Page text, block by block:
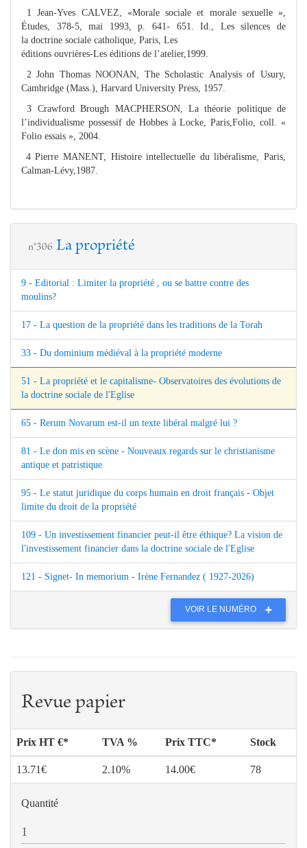
1 Jean-Yves CALVEZ, «Morale sociale et morale sexuelle »,
Études, 378-5, mai 1993, p. 641- 651. Id., Les silences de
la doctrine sociale catholique, Paris, Les
éditions ouvrières-Les éditions de l’atelier,1999.
2 John Thomas NOONAN, The Scholastic Analysis of Usury,
Cambridge (Mass.), Harvard University Press, 1957.
3 Crawford Brough MACPHERSON, La théorie politique de
l’individualisme possessif de Hobbes à Locke, Paris,Folio, coll. «
Folio essais », 2004.
4 Pierre MANENT, Histoire intellectuelle du libéralisme, Paris,
Calman-Lévy,1987.
n°306 La propriété
9 - Editorial : Limiter la propriété , ou se battre contre des
moulins?
17 - La question de la propriété dans les traditions de la Torah
33 - Du dominium médiéval à la propriété moderne
51 - La propriété et le capitalisme- Observatoires des évolutions de
la doctrine sociale de l'Eglise
65 - Rerum Novarum est-il un texte libéral malgré lui ?
81 - Le don mis en scène - Nouveaux regards sur le christianisme
antique et patristique
95 - Le statut juridique du corps humain en droit français - Objet
limite du droit de la propriété
109 - Un investissement financier peut-il être éthique? La vision de
l'investissement financier dans la doctrine sociale de l'Eglise
121 - Signet- In memorium - Irène Fernandez ( 1927-2026)
VOIR LE NUMÉRO
Revue papier
Prix HT €* TVA % Prix TTC* Stock
13.71€ 2.10% 14.00€ 78
Quantité